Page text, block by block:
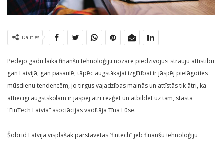
Dalīties
Pēdējo gadu laikā finanšu tehnoloģiju nozare piedzīvojusi strauju attīstību
gan Latvijā, gan pasaulē, tāpēc augstākajai izglītībai ir jāspēj pielāgoties
mūsdienu tendencēm, jo tirgus vajadzības mainās un attīstās tik ātri, ka
attiecīgi augstskolām ir jāspēj ātri reaģēt un atbildēt uz tām, stāsta
“FinTech Latvia” asociācijas vadītāja Tīna Lūse.
Šobrīd Latvijā visplašāk pārstāvētās “fintech” jeb finanšu tehnoloģiju